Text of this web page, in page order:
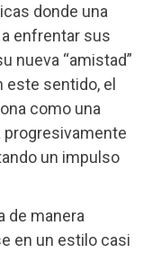
donde una
enfrentar sus
nueva “amistad”
este sentido, el
como una
progresivamente
un impulso
de manera
en un estilo casi